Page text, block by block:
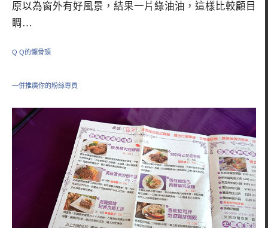
原以為窗外有好風景，結果一片綠油油，這樣比較顧目
睭…
Q Q的懶骨頭
一併推廣你的粉絲專頁